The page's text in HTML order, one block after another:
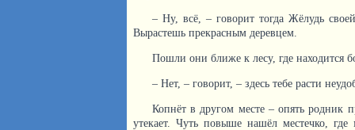
– Ну, всё, – говорит тогда Жёлудь
Вырастешь прекрасным деревцем.
Пошли они ближе к лесу, где находится
– Нет, – говорит, – здесь тебе расти
Копнёт в другом месте – опять родник
утекает. Чуть повыше нашёл местечко,